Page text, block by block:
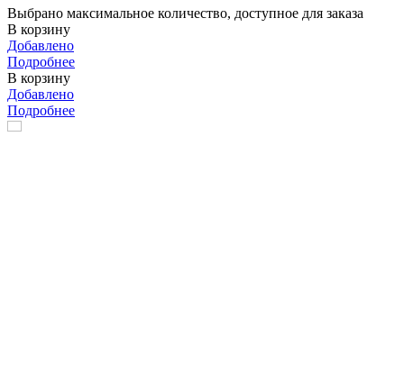
Выбрано максимальное количество, доступное для заказа
В корзину
Добавлено
Подробнее
В корзину
Добавлено
Подробнее